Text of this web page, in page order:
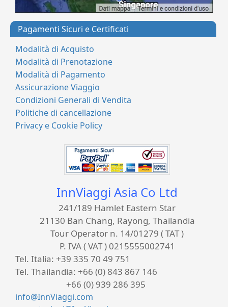
Pagamenti Sicuri e Certificati
Modalità di Acquisto
Modalità di Prenotazione
Modalità di Pagamento
Assicurazione Viaggio
Condizioni Generali di Vendita
Politiche di cancellazione
Privacy e Cookie Policy
InnViaggi Asia Co Ltd
241/189 Hamlet Eastern Star
21130 Ban Chang, Rayong, Thailandia
Tour Operator n. 14/01279 ( TAT )
P. IVA ( VAT ) 0215555002741
Tel. Italia: +39 335 70 49 751
Tel. Thailandia: +66 (0) 843 867 146
+66 (0) 939 286 395
info@InnViaggi.com